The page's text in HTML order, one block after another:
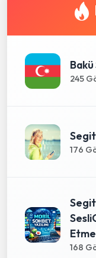
245
176
168